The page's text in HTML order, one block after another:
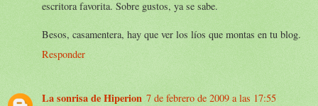
escritora favorita. Sobre gustos, ya se sabe.
Besos, casamentera, hay que ver los líos que montas en tu blog.
Responder
La sonrisa de Hiperion 7 de febrero de 2009 a las 17:55